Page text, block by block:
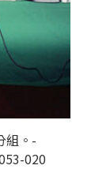
組。-
020